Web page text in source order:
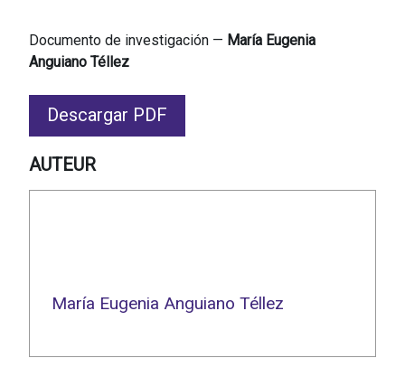
Documento de investigación — María Eugenia
Anguiano Téllez
Descargar PDF
AUTEUR
María Eugenia Anguiano Téllez